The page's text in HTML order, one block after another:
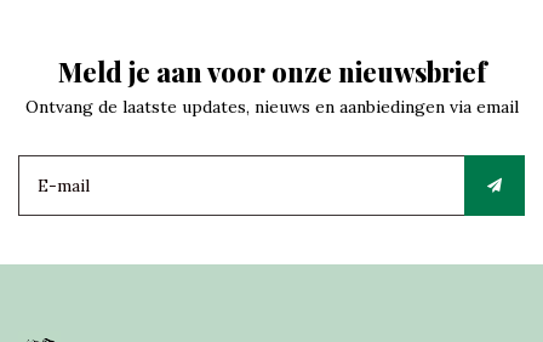
Meld je aan voor onze nieuwsbrief
Ontvang de laatste updates, nieuws en aanbiedingen via email